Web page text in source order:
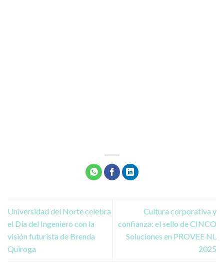
Universidad del Norte celebra
el Día del Ingeniero con la
visión futurista de Brenda
Quiroga
Cultura corporativa y
confianza: el sello de CINCO
Soluciones en PROVEE NL
2025